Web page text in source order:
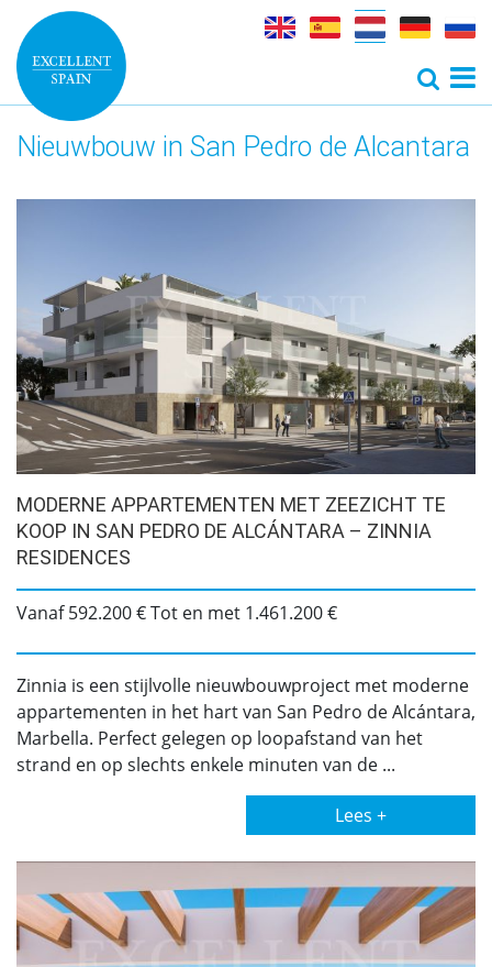
Nieuwbouw in San Pedro de Alcantara
MODERNE APPARTEMENTEN MET ZEEZICHT TE
KOOP IN SAN PEDRO DE ALCÁNTARA – ZINNIA
RESIDENCES
Vanaf 592.200 € Tot en met 1.461.200 €
Zinnia is een stijlvolle nieuwbouwproject met moderne
appartementen in het hart van San Pedro de Alcántara,
Marbella. Perfect gelegen op loopafstand van het
strand en op slechts enkele minuten van de ...
Lees +